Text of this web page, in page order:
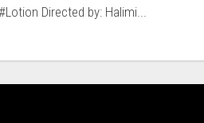
Directed by: Halimi...